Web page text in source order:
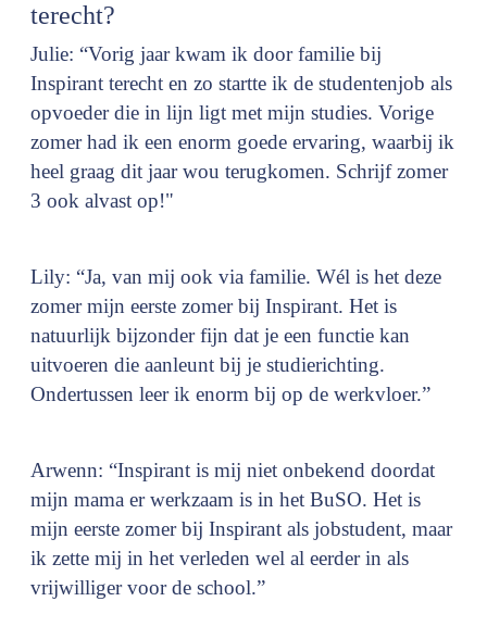
terecht?
Julie: “Vorig jaar kwam ik door familie bij
Inspirant terecht en zo startte ik de studentenjob als
opvoeder die in lijn ligt met mijn studies. Vorige
zomer had ik een enorm goede ervaring, waarbij ik
heel graag dit jaar wou terugkomen. Schrijf zomer
3 ook alvast op!"
Lily: “Ja, van mij ook via familie. Wél is het deze
zomer mijn eerste zomer bij Inspirant. Het is
natuurlijk bijzonder fijn dat je een functie kan
uitvoeren die aanleunt bij je studierichting.
Ondertussen leer ik enorm bij op de werkvloer.”
Arwenn: “Inspirant is mij niet onbekend doordat
mijn mama er werkzaam is in het BuSO. Het is
mijn eerste zomer bij Inspirant als jobstudent, maar
ik zette mij in het verleden wel al eerder in als
vrijwilliger voor de school.”